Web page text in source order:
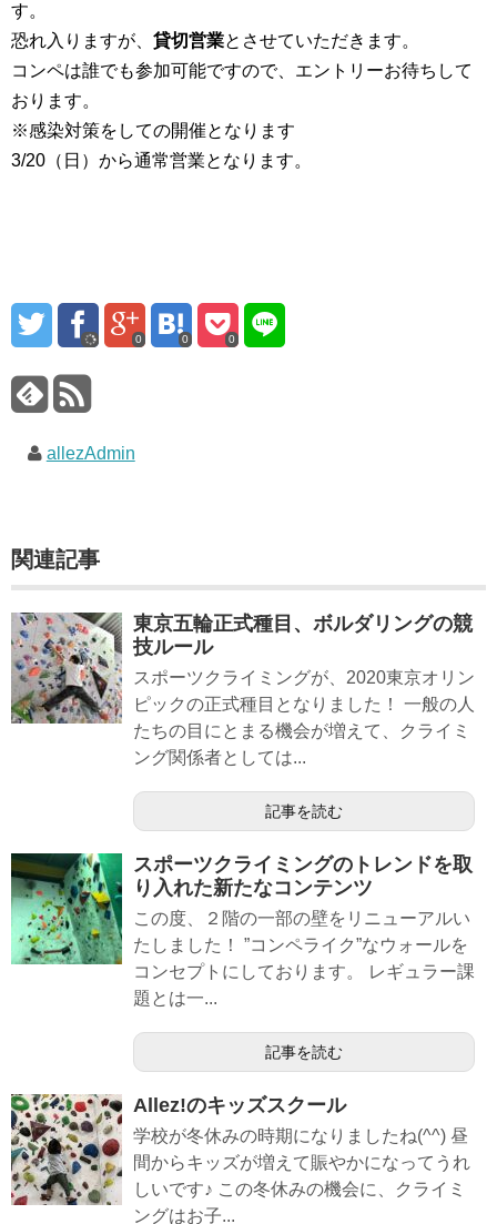
す。
恐れ入りますが、 貸切営業とさせていただきます。
コンペは誰でも参加可能ですので、エントリーお待ちして
おります。
※感染対策をしての開催となります
3/20（日）から通常営業となります。
0 0 0
allezAdmin
関連記事
東京五輪正式種目、ボルダリングの競
技ルール
スポーツクライミングが、2020東京オリン
ピックの正式種目となりました！ 一般の人
たちの目にとまる機会が増えて、クライミ
ング関係者としては...
記事を読む
スポーツクライミングのトレンドを取
り入れた新たなコンテンツ
この度、２階の一部の壁をリニューアルい
たしました！ ”コンペライク”なウォールを
コンセプトにしております。 レギュラー課
題とは一...
記事を読む
Allez!のキッズスクール
学校が冬休みの時期になりましたね(^^) 昼
間からキッズが増えて賑やかになってうれ
しいです♪ この冬休みの機会に、クライミ
ングはお子...